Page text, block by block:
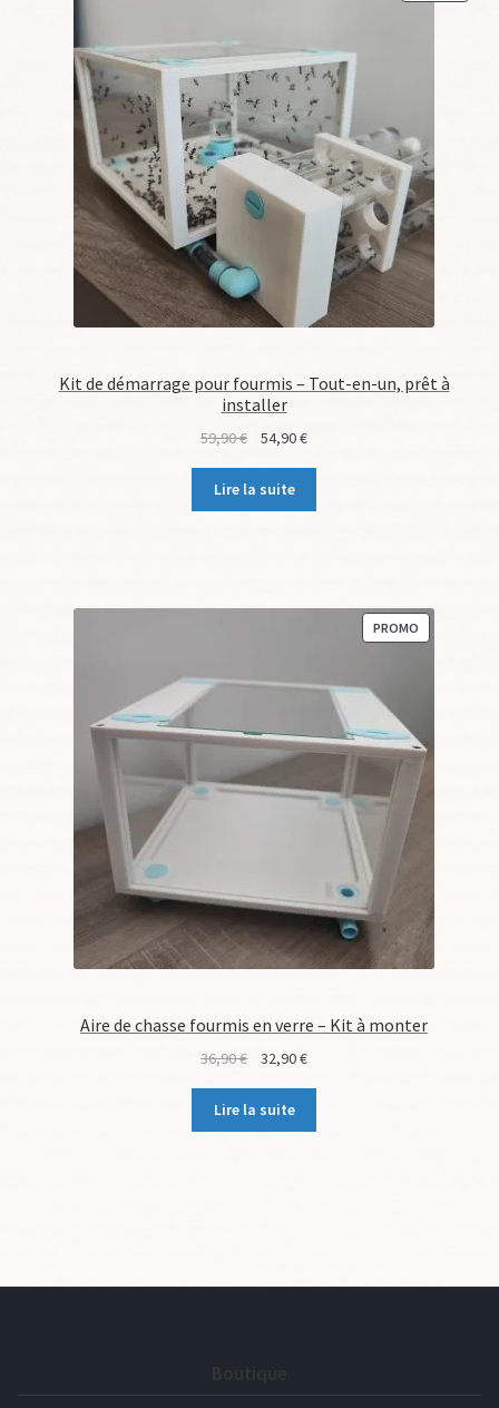
EN
Kit de démarrage pour fourmis – Tout-en-un, prêt à
installer
59,90€
Le
initial
était :
54,90€Le
est :
Lire la suite
PROMOPRODUIT
EN
Aire de chasse fourmis en verre – Kit à monter
36,90€
Le
initial
était :
32,90€Le
est :
Lire la suite